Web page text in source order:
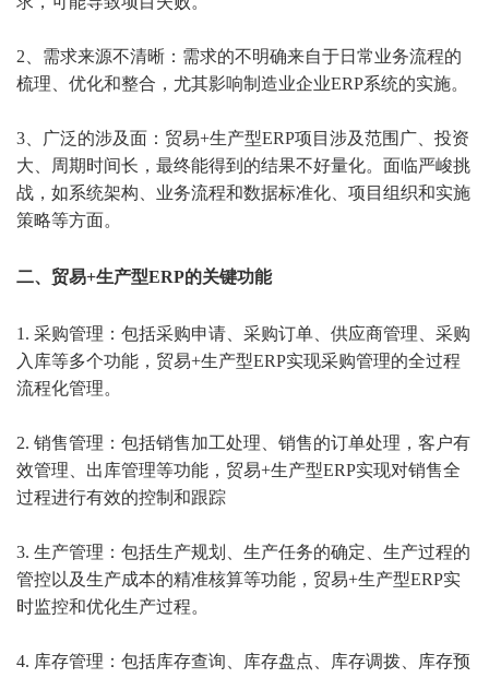
2、需求来源不清晰：需求的不明确来自于日常业务流程的
梳理、优化和整合，尤其影响制造业企业ERP系统的实施。
3、广泛的涉及面：贸易+生产型ERP项目涉及范围广、投资
大、周期时间长，最终能得到的结果不好量化。面临严峻挑
战，如系统架构、业务流程和数据标准化、项目组织和实施
策略等方面。
二、贸易+生产型ERP的关键功能
1. 采购管理：包括采购申请、采购订单、供应商管理、采购
入库等多个功能，贸易+生产型ERP实现采购管理的全过程
流程化管理。
2. 销售管理：包括销售加工处理、销售的订单处理，客户有
效管理、出库管理等功能，贸易+生产型ERP实现对销售全
过程进行有效的控制和跟踪
3. 生产管理：包括生产规划、生产任务的确定、生产过程的
管控以及生产成本的精准核算等功能，贸易+生产型ERP实
时监控和优化生产过程。
4. 库存管理：包括库存查询、库存盘点、库存调拨、库存预